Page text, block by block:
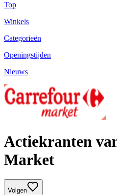
Top
Winkels
Categorieën
Openingstijden
Nieuws
Actiekranten
Market
Volgen